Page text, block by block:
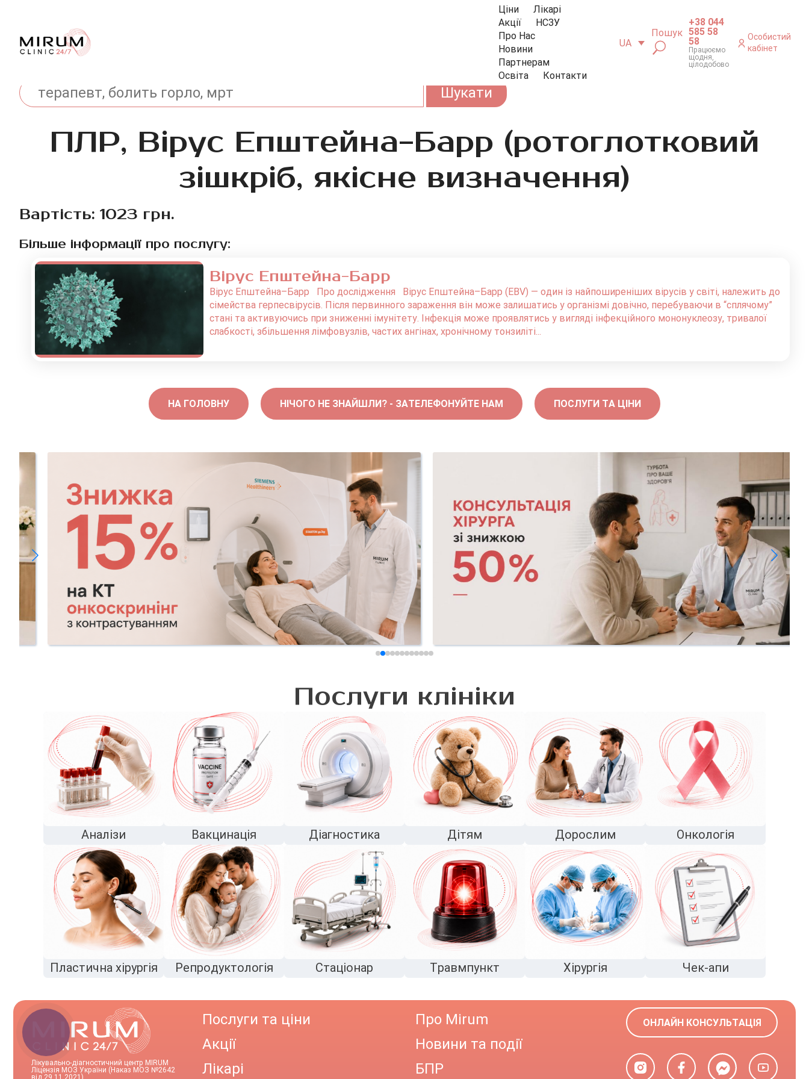
Ціни
Лікарі
Акції
НСЗУ
Про Нас
Новини
Партнерам
Освіта
Контакти
UA
Пошук
+38 044
585 58
58
Працюємо
щодня,
цілодобово
Особистий
кабінет
ПЛР, Вірус Епштейна-Барр (ротоглотковий
зішкріб, якісне визначення)
Вартість: 1023 грн.
Більше інформації про послугу:
Вірус Епштейна-Барр
Вірус Епштейна–Барр Про дослідження Вірус Епштейна–Барр (EBV) — один із найпоширеніших вірусів у світі, належить до
сімейства герпесвірусів. Після первинного зараження він може залишатись у організмі довічно, перебуваючи в “сплячому”
стані та активуючись при зниженні імунітету. Інфекція може проявлятись у вигляді інфекційного мононуклеозу, тривалої
слабкості, збільшення лімфовузлів, частих ангінах, хронічному тонзиліті...
НА ГОЛОВНУ НІЧОГО НЕ ЗНАЙШЛИ? - ЗАТЕЛЕФОНУЙТЕ НАМ ПОСЛУГИ ТА ЦІНИ
Послуги клініки
Аналізи Вакцинація Діагностика Дітям Дорослим Онкологія
Пластична хірургія Репродуктологія Стаціонар Травмпункт Хірургія Чек-апи
Лікувально-діагностичний центр MIRUM
Ліцензія МОЗ України (Наказ МОЗ №2642
Послуги та ціни
Акції
Лікарі
Про Mirum
Новини та події
БПР
ОНЛАЙН КОНСУЛЬТАЦІЯ